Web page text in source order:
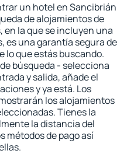
un hotel en Sancibrián
de alojamientos de
en la que se incluyen una
es una garantía segura de
que estás buscando.
búsqueda - selecciona
y salida, añade el
y ya está. Los
los alojamientos
Tienes la
la distancia del
métodos de pago así